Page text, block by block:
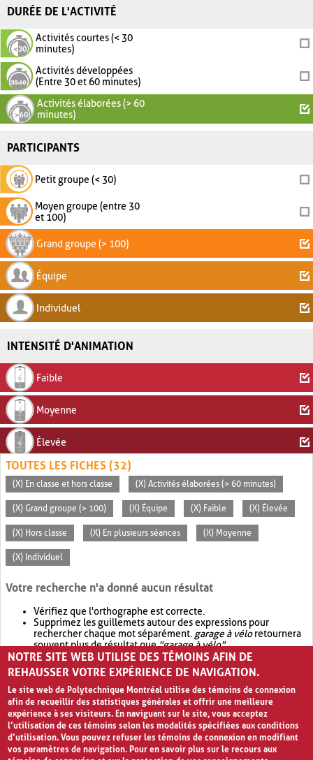
DURÉE DE L'ACTIVITÉ
Activités courtes (< 30
minutes)
Activités développées
(Entre 30 et 60 minutes)
Activités élaborées (> 60
minutes)
PARTICIPANTS
Petit groupe (< 30)
Moyen groupe (entre 30
et 100)
Grand groupe (> 100)
Équipe
Individuel
INTENSITÉ D'ANIMATION
Faible
Moyenne
Élevée
TOUTES LES FICHES (32)
(X) En classe et hors classe (X) Activités élaborées (> 60 minutes)
(X) Grand groupe (> 100) (X) Équipe (X) Faible (X) Élevée
(X) Hors classe (X) En plusieurs séances (X) Moyenne
(X) Individuel
Votre recherche n'a donné aucun résultat
Vérifiez que l'orthographe est correcte.
Supprimez les guillemets autour des expressions pour
rechercher chaque mot séparément. garage à véloretournera
souvent plus de résultat que"garage à vélo".
Envisagez d'élargir votre recherche avec OR.garage OR vélo
retournera souvent plus de résultat quegarage à vélo
NOTRE SITE WEB UTILISE DES TÉMOINS AFIN DE
REHAUSSER VOTRE EXPÉRIENCE DE NAVIGATION.
Le site web de Polytechnique Montréal utilise des témoins de connexion
afin de recueillir des statistiques générales et offrir une meilleure
expérience à ses visiteurs. En naviguant sur le site, vous acceptez
l’utilisation de ces témoins selon les modalités spécifiées aux conditions
d’utilisation. Vous pouvez refuser les témoins de connexion en modifiant
vos paramètres de navigation. Pour en savoir plus sur le recours aux